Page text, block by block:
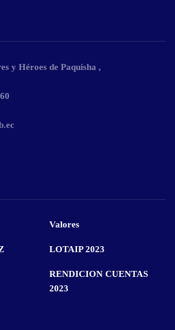
y Héroes de Paquisha ,
Valores
LOTAIP 2023
RENDICION CUENTAS
2023